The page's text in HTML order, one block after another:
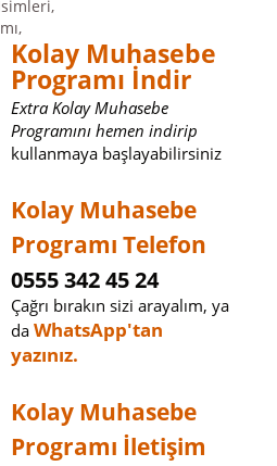
Kolay Muhasebe
Programı İndir
Extra Kolay Muhasebe
Programını hemen indirip
kullanmaya başlayabilirsiniz
Kolay Muhasebe
Programı Telefon
0555 342 45 24
Çağrı bırakın sizi arayalım, ya
da WhatsApp'tan
yazınız.
Kolay Muhasebe
Programı İletişim